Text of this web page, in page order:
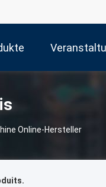
Online-Hersteller